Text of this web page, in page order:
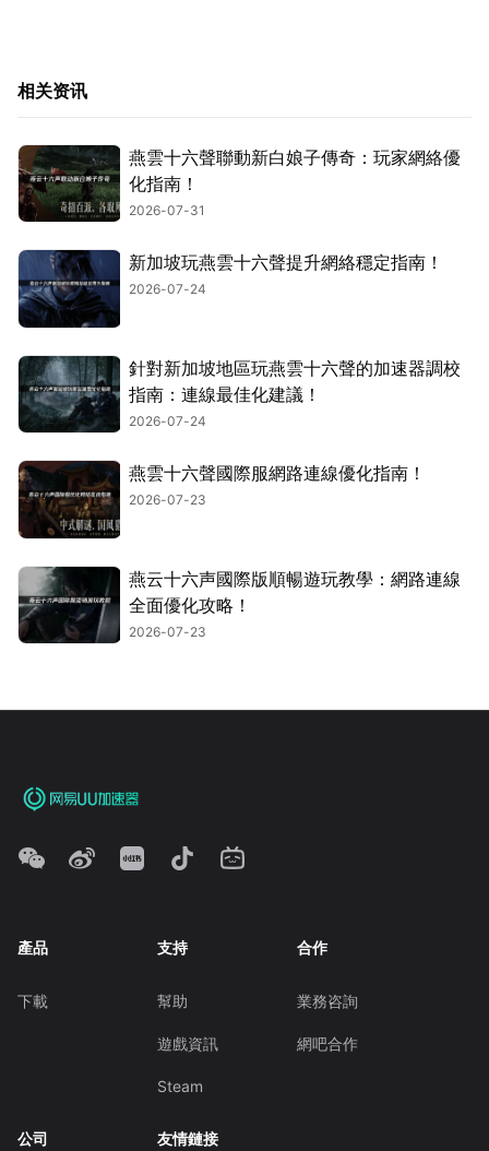
相关资讯
燕雲十六聲聯動新白娘子傳奇：玩家網絡優
化指南！
2026-07-31
新加坡玩燕雲十六聲提升網絡穩定指南！
2026-07-24
針對新加坡地區玩燕雲十六聲的加速器調校
指南：連線最佳化建議！
2026-07-24
燕雲十六聲國際服網路連線優化指南！
2026-07-23
燕云十六声國際版順暢遊玩教學：網路連線
全面優化攻略！
2026-07-23
產品
下載
支持
幫助
遊戲資訊
Steam
合作
業務咨詢
網吧合作
公司 友情鏈接